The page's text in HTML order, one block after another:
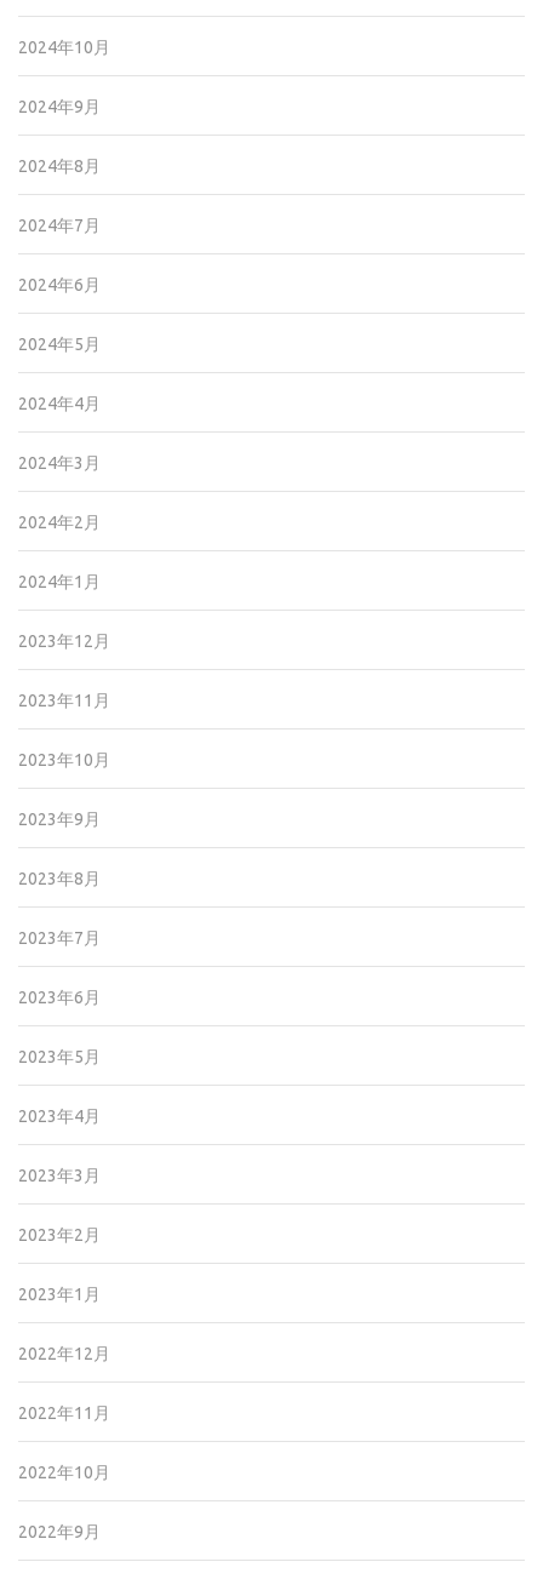
2024年10月
2024年9月
2024年8月
2024年7月
2024年6月
2024年5月
2024年4月
2024年3月
2024年2月
2024年1月
2023年12月
2023年11月
2023年10月
2023年9月
2023年8月
2023年7月
2023年6月
2023年5月
2023年4月
2023年3月
2023年2月
2023年1月
2022年12月
2022年11月
2022年10月
2022年9月